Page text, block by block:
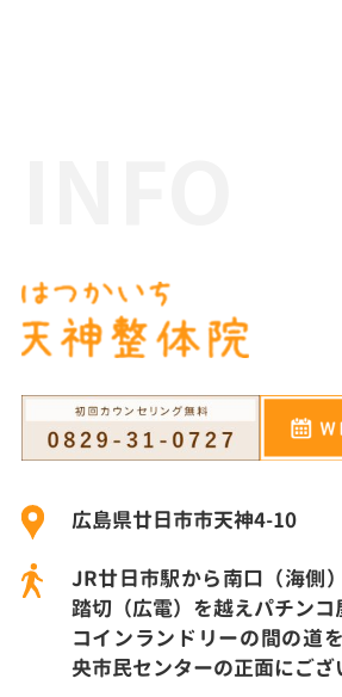
広島県廿日市市天神4-10
JR廿日市駅から南口（海側
踏切（広電）を越えパチンコ
コインランドリーの間の道
央市民センターの正面にござ